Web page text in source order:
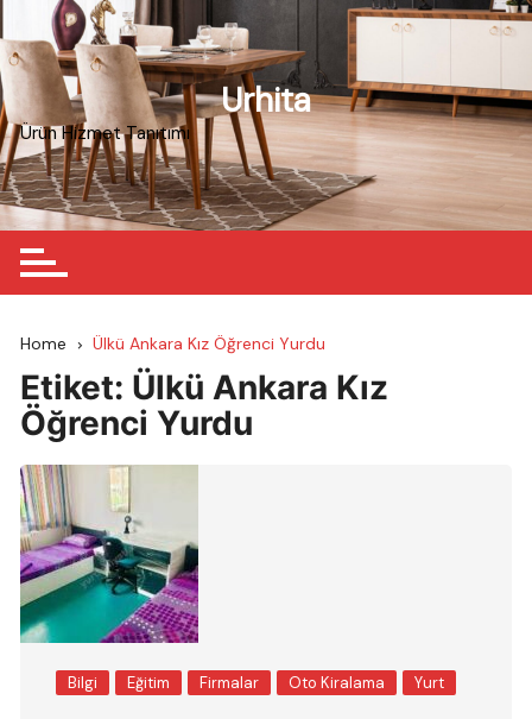
to
content
Urhita
Ürün Hizmet Tanıtımı
Home Ülkü Ankara Kız Öğrenci Yurdu
Etiket: Ülkü Ankara Kız
Öğrenci Yurdu
Bilgi Eğitim Firmalar Oto Kiralama Yurt